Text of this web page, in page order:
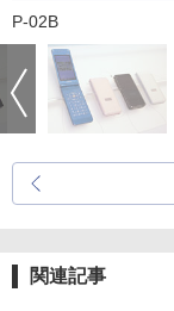
P-02B
関連記事